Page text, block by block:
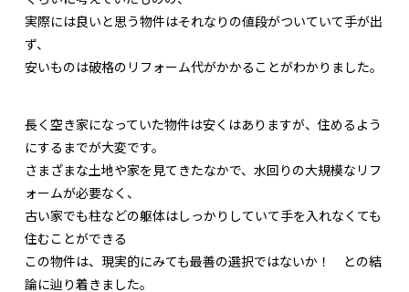
実際には良いと思う物件はそれなりの値段がついていて手が出
ず、
安いものは破格のリフォーム代がかかることがわかりました。
長く空き家になっていた物件は安くはありますが、住めるよう
にするまでが大変です。
さまざまな土地や家を見てきたなかで、水回りの大規模なリフ
ォームが必要なく、
古い家でも柱などの躯体はしっかりしていて手を入れなくても
住むことができる
この物件は、現実的にみても最善の選択ではないか！ との結
論に辿り着きました。